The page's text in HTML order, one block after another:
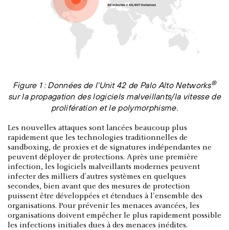
Figure 1 : Données de l'Unit 42 de Palo Alto Networks®
sur la propagation des logiciels malveillants/la vitesse de
prolifération et le polymorphisme.
Les nouvelles attaques sont lancées beaucoup plus
rapidement que les technologies traditionnelles de
sandboxing, de proxies et de signatures indépendantes ne
peuvent déployer de protections. Après une première
infection, les logiciels malveillants modernes peuvent
infecter des milliers d'autres systèmes en quelques
secondes, bien avant que des mesures de protection
puissent être développées et étendues à l'ensemble des
organisations. Pour prévenir les menaces avancées, les
organisations doivent empêcher le plus rapidement possible
les infections initiales dues à des menaces inédites.